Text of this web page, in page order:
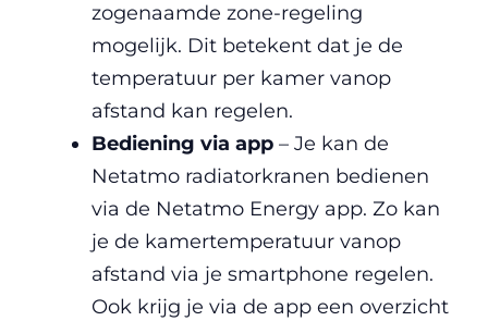
zogenaamde zone-regeling
mogelijk. Dit betekent dat je de
temperatuur per kamer vanop
afstand kan regelen.
Bediening via app – Je kan de
Netatmo radiatorkranen bedienen
via de Netatmo Energy app. Zo kan
je de kamertemperatuur vanop
afstand via je smartphone regelen.
Ook krijg je via de app een overzicht